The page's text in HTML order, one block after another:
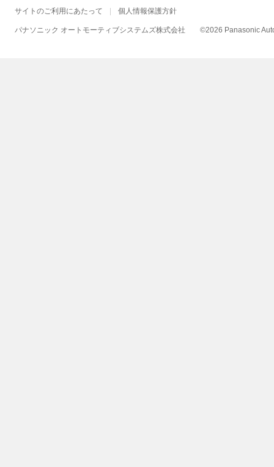
サイトのご利用にあたって 個人情報保護方針
パナソニック オートモーティブシステムズ株式会社 ©2026 Panasonic